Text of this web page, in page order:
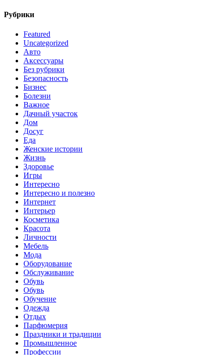
Рубрики
Featured
Uncategorized
Авто
Аксессуары
Без рубрики
Безопасность
Бизнес
Болезни
Важное
Дачный участок
Дом
Досуг
Еда
Женские истории
Жизнь
Здоровье
Игры
Интересно
Интересно и полезно
Интернет
Интерьер
Косметика
Красота
Личности
Мебель
Мода
Оборудование
Обслуживание
Обувь
Обувь
Обучение
Одежда
Отдых
Парфюмерия
Праздники и традиции
Промышленное
Профессии